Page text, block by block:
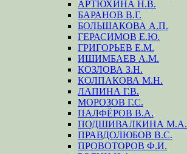
АРТЮХИНА Н.В.
БАРАНОВ В.Г.
БОЛЬШАКОВА А.П.
ГЕРАСИМОВ Е.Ю.
ГРИГОРЬЕВ Е.М.
ИШИМБАЕВ А.М.
КОЗЛОВА З.Н.
КОЛПАКОВА М.Н.
ЛАПИНА Г.В.
МОРОЗОВ Г.С.
ПАЛФЁРОВ В.А.
ПОДШИВАЛКИНА М.А.
ПРАВДОЛЮБОВ В.С.
ПРОВОТОРОВ Ф.И.